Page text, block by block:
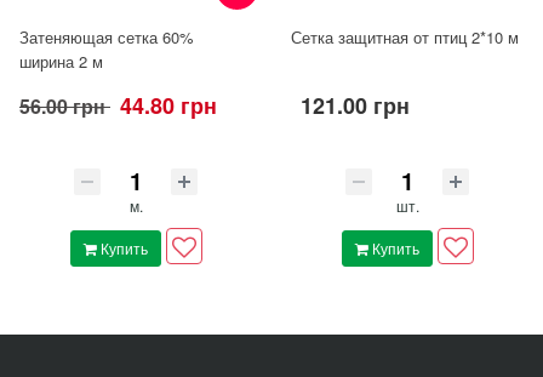
Затеняющая сетка 60%
ширина 2 м
56.00 грн 44.80 грн
м.
Купить
Сетка защитная от птиц 2*10 м
121.00 грн
шт.
Купить